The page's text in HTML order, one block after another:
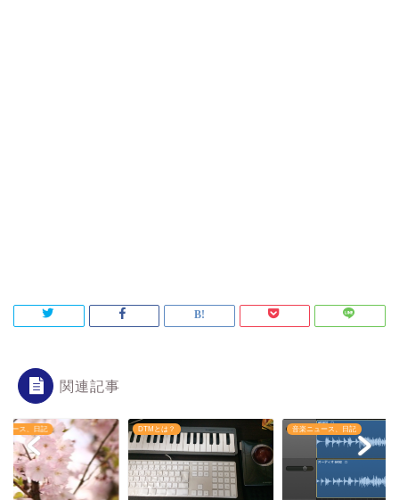
関連記事
は？ 音楽ニュース、日記 音楽ニュース、日記